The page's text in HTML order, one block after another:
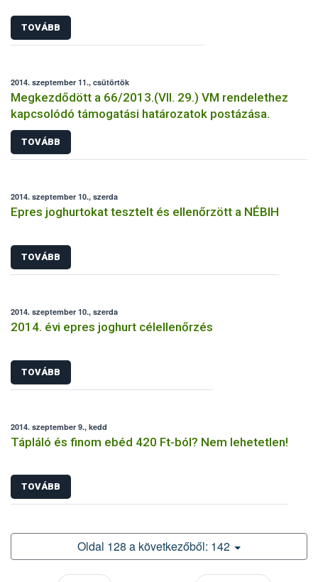
TOVÁBB
2014. szeptember 11., csütörtök
Megkezdődött a 66/2013.(VII. 29.) VM rendelethez
kapcsolódó támogatási határozatok postázása.
TOVÁBB
2014. szeptember 10., szerda
Epres joghurtokat tesztelt és ellenőrzött a NÉBIH
TOVÁBB
2014. szeptember 10., szerda
2014. évi epres joghurt célellenőrzés
TOVÁBB
2014. szeptember 9., kedd
Tápláló és finom ebéd 420 Ft-ból? Nem lehetetlen!
TOVÁBB
Oldal 128 a következőből: 142